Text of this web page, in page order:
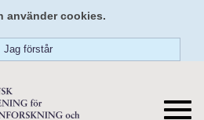
använder cookies.
Jag förstår